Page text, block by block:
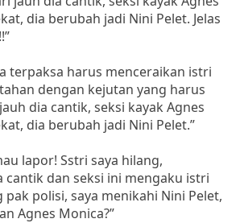
dia berubah jadi Nini Pelet. Jelas
terpaksa harus menceraikan istri
dengan kejutan yang harus
dia cantik, seksi kayak Agnes
dia berubah jadi Nini Pelet.”
lapor! Sstri saya hilang,
cantik dan seksi ini mengaku istri
pak polisi, saya menikahi Nini Pelet,
Agnes Monica?”